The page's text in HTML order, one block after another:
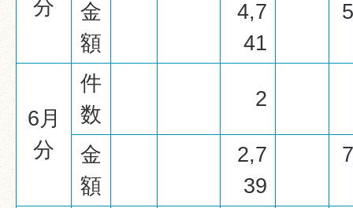
分
金
額
4,7
41
6月
分
件
数
2
金
額
2,7
39